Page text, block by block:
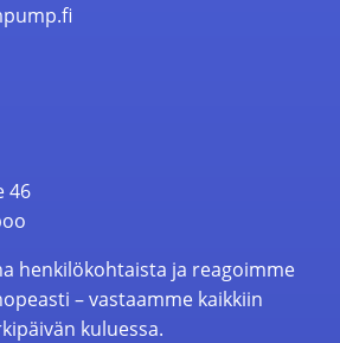
46
henkilökohtaista ja reagoimme
– vastaamme kaikkiin
kuluessa.